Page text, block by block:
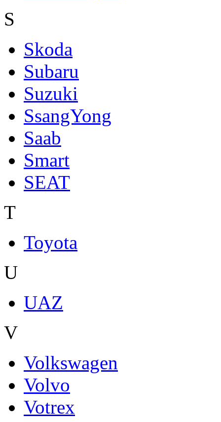
S
Skoda
Subaru
Suzuki
SsangYong
Saab
Smart
SEAT
T
Toyota
U
UAZ
V
Volkswagen
Volvo
Votrex